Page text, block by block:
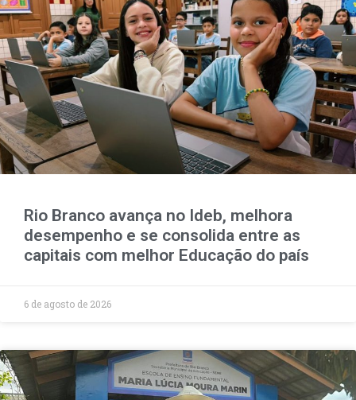
Rio Branco avança no Ideb, melhora
desempenho e se consolida entre as
capitais com melhor Educação do país
6 de agosto de 2026